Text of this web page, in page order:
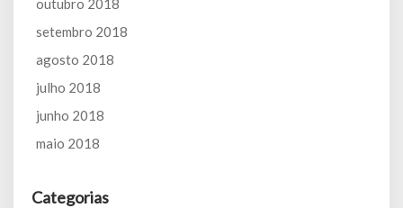
setembro 2018
agosto 2018
julho 2018
junho 2018
maio 2018
Categorias